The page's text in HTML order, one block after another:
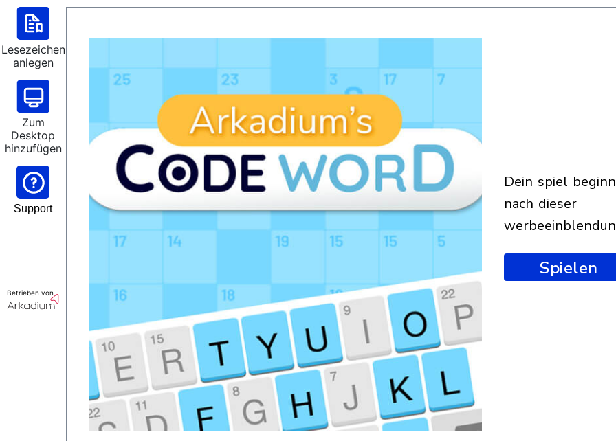
Lesezeichen
anlegen
Zum
Desktop
hinzufügen
Support
Betrieben von
dein spiel beginnt
nach dieser
Spielen